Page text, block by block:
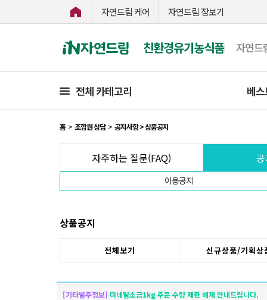
자연드림 케어 자연드림 장보기
친환경유기농식품 자연드
전체 카테고리 베
홈> 조합원 상담> 공지사항 > 상품공지
자주하는 질문(FAQ)
이용공지
상품공지
전체보기 신규상품/기획상
[기타발주정보] 미네랄소금1kg 주문 수량 제한 해제 안내드립니다.